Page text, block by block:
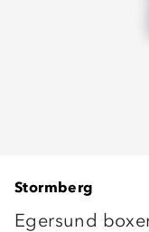
Stormberg
Egersund